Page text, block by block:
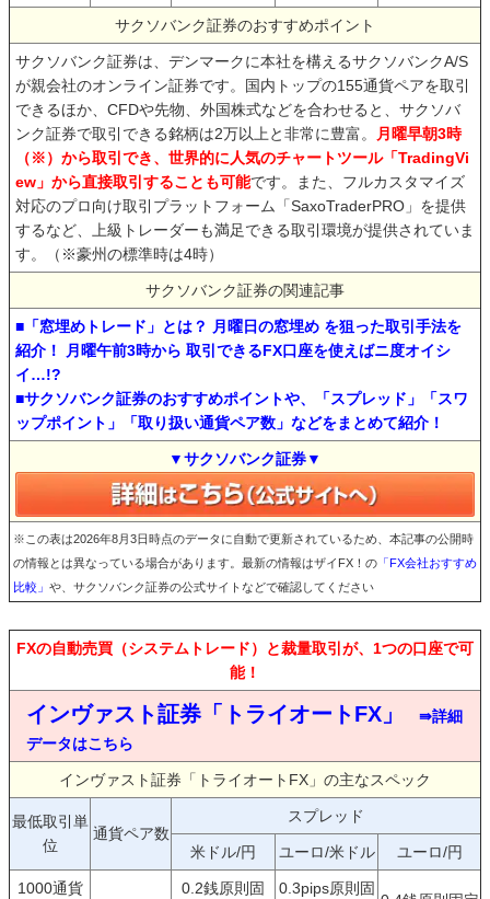
サクソバンク証券のおすすめポイント
サクソバンク証券は、デンマークに本社を構えるサクソバンクA/S
が親会社のオンライン証券です。国内トップの155通貨ペアを取引
できるほか、CFDや先物、外国株式などを合わせると、サクソバ
ンク証券で取引できる銘柄は2万以上と非常に豊富。
月曜早朝3時
（※）から取引でき、世界的に人気のチャートツール「TradingVi
ew」から直接取引することも可能です。また、フルカスタマイズ
対応のプロ向け取引プラットフォーム「SaxoTraderPRO」を提供
するなど、上級トレーダーも満足できる取引環境が提供されていま
す。（※豪州の標準時は4時）
サクソバンク証券の関連記事
■「窓埋めトレード」とは？ 月曜日の窓埋め を狙った取引手法を
紹介！ 月曜午前3時から 取引できるFX口座を使えばニ度オイシ
イ…!?
■サクソバンク証券のおすすめポイントや、「スプレッド」「スワ
ップポイント」「取り扱い通貨ペア数」などをまとめて紹介！
▼サクソバンク証券▼
※この表は2026年8月3日時点のデータに自動で更新されているため、本記事の公開時
の情報とは異なっている場合があります。最新の情報はザイFX！の 「FX会社おすすめ
比較」 や、サクソバンク証券の公式サイトなどで確認してください
FXの自動売買（システムトレード）と裁量取引が、1つの口座で可
能！
インヴァスト証券「トライオートFX」
⇛詳細
データはこちら
インヴァスト証券「トライオートFX」の主なスペック
最低取引単
位
通貨ペア数
スプレッド
米ドル/円 ユーロ/米ドル ユーロ/円
1000通貨 0.2銭原則固 0.3pips原則固